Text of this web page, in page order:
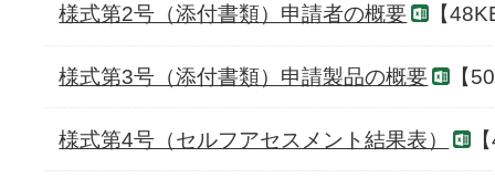
様式第2号（添付書類）申請者の概要 【
様式第3号（添付書類）申請製品の概要 【
様式第4号（セルフアセスメント結果表）